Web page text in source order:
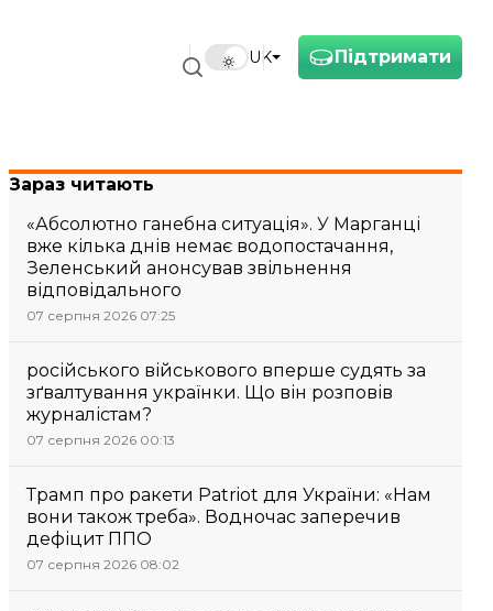
Підтримати
UK
Зараз читають
«Абсолютно ганебна ситуація». У Марганці
вже кілька днів немає водопостачання,
Зеленський анонсував звільнення
відповідального
07 серпня 2026 07:25
російського військового вперше судять за
зґвалтування українки. Що він розповів
журналістам?
07 серпня 2026 00:13
Трамп про ракети Patriot для України: «Нам
вони також треба». Водночас заперечив
дефіцит ППО
07 серпня 2026 08:02